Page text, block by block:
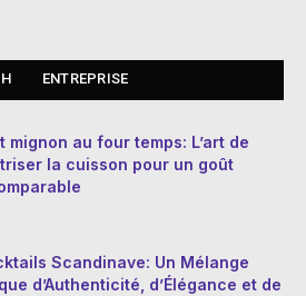
ENTREPRISE
mignon au four temps: L’art de
la cuisson pour un goût
Scandinave: Un Mélange
d’Authenticité, d’Élégance et de